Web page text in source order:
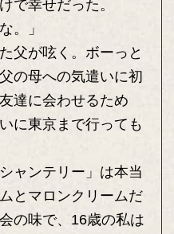
で幸せだった。
。」
父が呟く。ボーっと
の母への気遣いに初
達に会わせるため
に東京まで行っても
ャンテリー」は本当
とマロンクリームだ
の味で、16歳の私は